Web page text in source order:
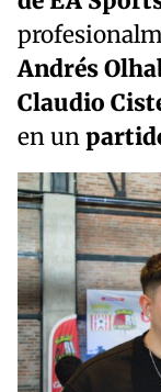
Andrés
Claudio
en un